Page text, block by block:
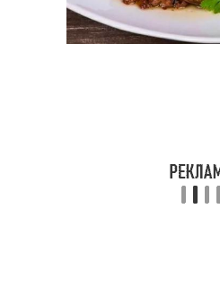
приготовлением